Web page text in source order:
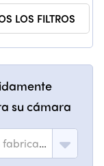
LOS FILTROS
su cámara
Seleccione un fabricante